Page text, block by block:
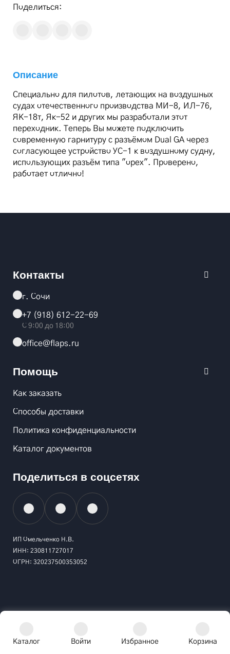
Поделиться:
Описание
Специально для пилотов, летающих на воздушных
судах отечественного производства МИ-8, ИЛ-76,
ЯК-18т, Як-52 и других мы разработали этот
переходник. Теперь Вы можете подключить
современную гарнитуру с разъёмом Dual GA через
согласующее устройство УС-1 к воздушному судну,
использующих разъём типа "орех". Проверено,
работает отлично!
Контакты
г. Сочи
+7 (918) 612-22-69
С 9:00 до 18:00
office@flaps.ru
Помощь
Как заказать
Способы доставки
Политика конфиденциальности
Каталог документов
Поделиться в соцсетях
ИП Омельченко Н.В.
ИНН: 230811727017
ОГРН: 320237500353052
Каталог Войти Избранное Корзина